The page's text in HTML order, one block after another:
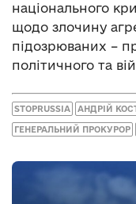
національного
щодо злочину
підозрюваних –
політичного та
STOPRUSSIA АНДРІЙ
ГЕНЕРАЛЬНИЙ ПРОКУРОР